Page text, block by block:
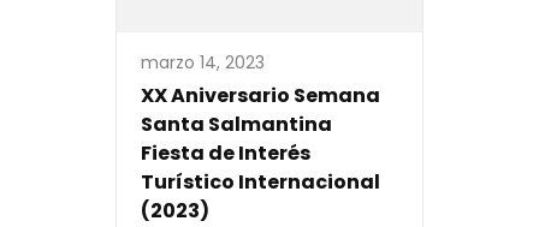
marzo 14, 2023
XX Aniversario Semana
Santa Salmantina
Fiesta de Interés
Turístico Internacional
(2023)